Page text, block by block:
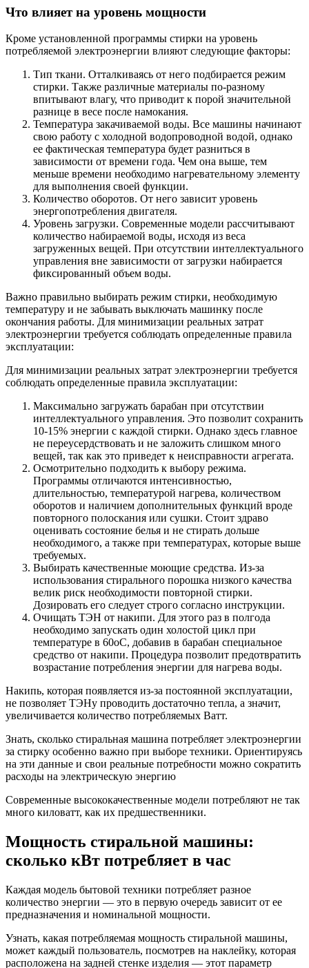
Что влияет на уровень мощности
Кроме установленной программы стирки на уровень
потребляемой электроэнергии влияют следующие факторы:
Тип ткани. Отталкиваясь от него подбирается режим
стирки. Также различные материалы по-разному
впитывают влагу, что приводит к порой значительной
разнице в весе после намокания.
Температура закачиваемой воды. Все машины начинают
свою работу с холодной водопроводной водой, однако
ее фактическая температура будет разниться в
зависимости от времени года. Чем она выше, тем
меньше времени необходимо нагревательному элементу
для выполнения своей функции.
Количество оборотов. От него зависит уровень
энергопотребления двигателя.
Уровень загрузки. Современные модели рассчитывают
количество набираемой воды, исходя из веса
загруженных вещей. При отсутствии интеллектуального
управления вне зависимости от загрузки набирается
фиксированный объем воды.
Важно правильно выбирать режим стирки, необходимую
температуру и не забывать выключать машинку после
окончания работы. Для минимизации реальных затрат
электроэнергии требуется соблюдать определенные правила
эксплуатации:
Для минимизации реальных затрат электроэнергии требуется
соблюдать определенные правила эксплуатации:
Максимально загружать барабан при отсутствии
интеллектуального управления. Это позволит сохранить
10-15% энергии с каждой стирки. Однако здесь главное
не переусердствовать и не заложить слишком много
вещей, так как это приведет к неисправности агрегата.
Осмотрительно подходить к выбору режима.
Программы отличаются интенсивностью,
длительностью, температурой нагрева, количеством
оборотов и наличием дополнительных функций вроде
повторного полоскания или сушки. Стоит здраво
оценивать состояние белья и не стирать дольше
необходимого, а также при температурах, которые выше
требуемых.
Выбирать качественные моющие средства. Из-за
использования стирального порошка низкого качества
велик риск необходимости повторной стирки.
Дозировать его следует строго согласно инструкции.
Очищать ТЭН от накипи. Для этого раз в полгода
необходимо запускать один холостой цикл при
температуре в 60оС, добавив в барабан специальное
средство от накипи. Процедура позволит предотвратить
возрастание потребления энергии для нагрева воды.
Накипь, которая появляется из-за постоянной эксплуатации,
не позволяет ТЭНу проводить достаточно тепла, а значит,
увеличивается количество потребляемых Ватт.
Знать, сколько стиральная машина потребляет электроэнергии
за стирку особенно важно при выборе техники. Ориентируясь
на эти данные и свои реальные потребности можно сократить
расходы на электрическую энергию
Современные высококачественные модели потребляют не так
много киловатт, как их предшественники.
Мощность стиральной машины:
сколько кВт потребляет в час
Каждая модель бытовой техники потребляет разное
количество энергии — это в первую очередь зависит от ее
предназначения и номинальной мощности.
Узнать, какая потребляемая мощность стиральной машины,
может каждый пользователь, посмотрев на наклейку, которая
расположена на задней стенке изделия — этот параметр